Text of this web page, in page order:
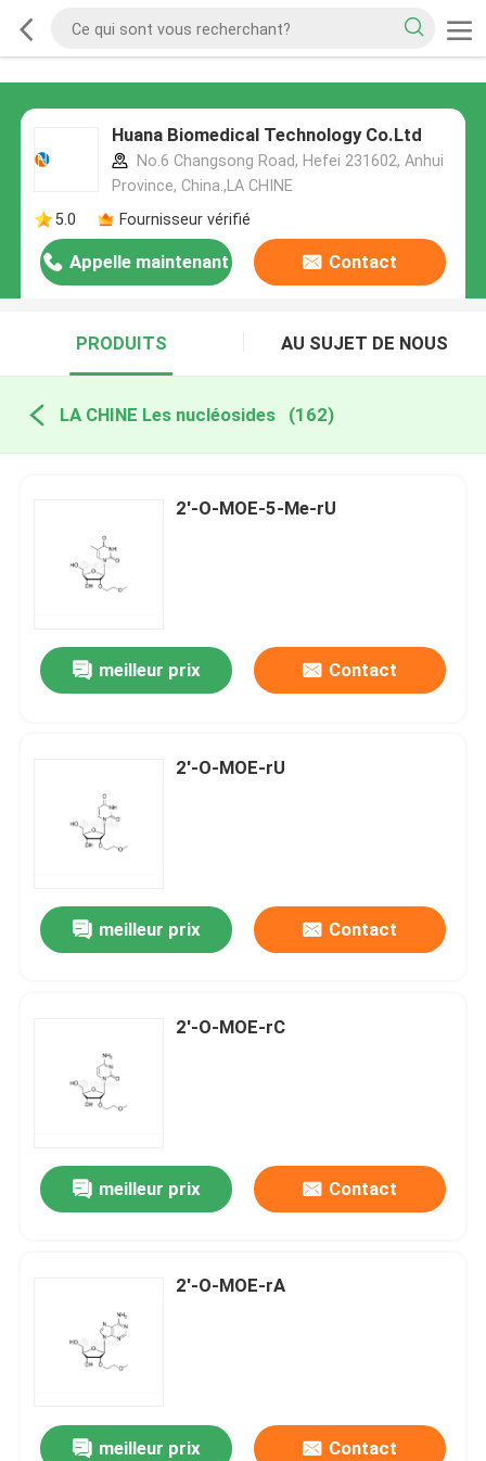
Huana Biomedical Technology Co.Ltd
No.6 Changsong Road, Hefei 231602, Anhui
Province, China.,LA CHINE
5.0
Fournisseur vérifié
Appelle maintenant Contact
PRODUITS AU SUJET DE NOUS
LA CHINE Les nucléosides (162)
2'-O-MOE-5-Me-rU
meilleur prix Contact
2'-O-MOE-rU
meilleur prix Contact
2'-O-MOE-rC
meilleur prix Contact
2'-O-MOE-rA
meilleur prix Contact